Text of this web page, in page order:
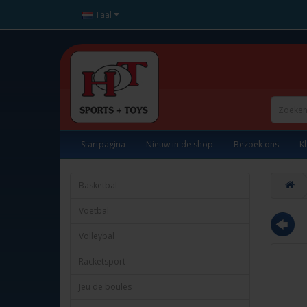
Taal
Startpagina Nieuw in de shop Bezoek ons
Basketbal
Voetbal
Volleybal
Racketsport
Jeu de boules